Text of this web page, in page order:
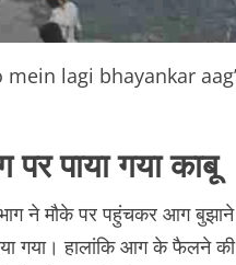
lagi bhayankar
पाया गया काबू
ने मौके पर पहुंचकर आग
हालांकि आग के फैलने की